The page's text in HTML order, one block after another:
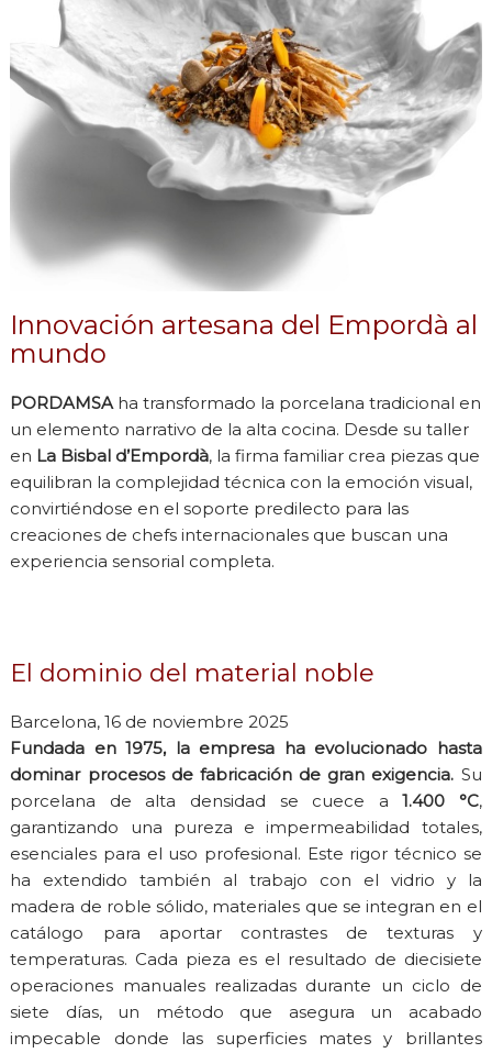
Innovación artesana del Empordà al
mundo
PORDAMSAha transformado la porcelana tradicional en
un elemento narrativo de la alta cocina. Desde su taller
en La Bisbal d’Empordà, la firma familiar crea piezas que
equilibran la complejidad técnica con la emoción visual,
convirtiéndose en el soporte predilecto para las
creaciones de chefs internacionales que buscan una
experiencia sensorial completa.
El dominio del material noble
Barcelona, 16 de noviembre 2025
Fundada en 1975, la empresa ha evolucionado hasta
dominar procesos de fabricación de gran exigencia. Su
porcelana de alta densidad se cuece a1.400 °C,
garantizando una pureza e impermeabilidad totales,
esenciales para el uso profesional. Este rigor técnico se
ha extendido también al trabajo con el vidrio y la
madera de roble sólido, materiales que se integran en el
catálogo para aportar contrastes de texturas y
temperaturas. Cada pieza es el resultado de diecisiete
operaciones manuales realizadas durante un ciclo de
siete días, un método que asegura un acabado
impecable donde las superficies mates y brillantes